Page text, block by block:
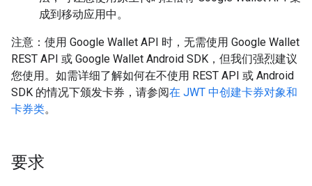
成到移动应用中。
注意：使用 Google Wallet API 时，无需使用 Google Wallet
REST API 或 Google Wallet Android SDK，但我们强烈建议
您使用。如需详细了解如何在不使用 REST API 或 Android
SDK 的情况下颁发卡券，请参阅在 JWT 中创建卡券对象和
卡券类。
要求